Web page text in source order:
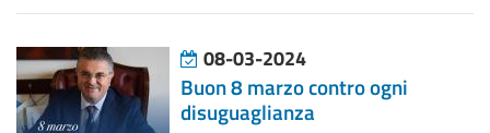
08-03-2024
Buon 8 marzo contro ogni
disuguaglianza